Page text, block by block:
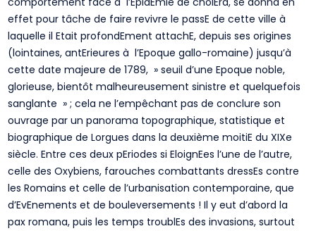
effet pour tâche de faire revivre le passE de cette ville à
laquelle il Etait profondEment attachE, depuis ses origines
(lointaines, antErieures à l’Epoque gallo-romaine) jusqu’à
cette date majeure de 1789, » seuil d’une Epoque noble,
glorieuse, bientôt malheureusement sinistre et quelquefois
sanglante » ; cela ne l’empêchant pas de conclure son
ouvrage par un panorama topographique, statistique et
biographique de Lorgues dans la deuxième moitiE du XIXe
siècle. Entre ces deux pEriodes si EloignEes l’une de l’autre,
celle des Oxybiens, farouches combattants dressEs contre
les Romains et celle de l’urbanisation contemporaine, que
d’EvEnements et de bouleversements ! Il y eut d’abord la
pax romana, puis les temps troublEs des invasions, surtout